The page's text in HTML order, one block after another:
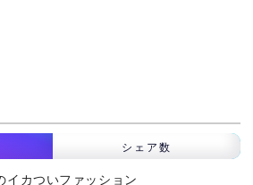
シェア数
イカついファッション